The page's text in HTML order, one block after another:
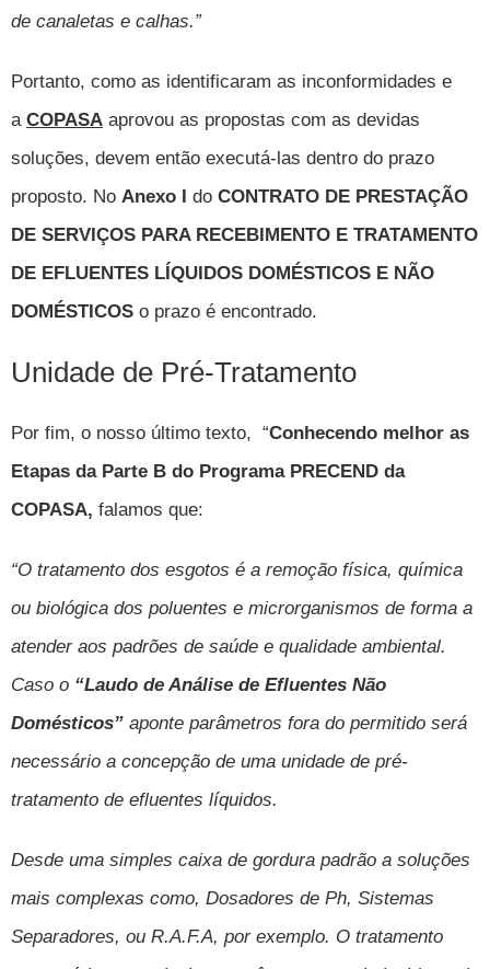
de canaletas e calhas.”
Portanto, como as identificaram as inconformidades e
a COPASA aprovou as propostas com as devidas
soluções, devem então executá-las dentro do prazo
proposto. No Anexo I do CONTRATO DE PRESTAÇÃO
DE SERVIÇOS PARA RECEBIMENTO E TRATAMENTO
DE EFLUENTES LÍQUIDOS DOMÉSTICOS E NÃO
DOMÉSTICOS o prazo é encontrado.
Unidade de Pré-Tratamento
Por fim, o nosso último texto, “Conhecendo melhor as
Etapas da Parte B do Programa PRECEND da
COPASA, falamos que:
“O tratamento dos esgotos é a remoção física, química
ou biológica dos poluentes e microrganismos de forma a
atender aos padrões de saúde e qualidade ambiental.
Caso o “Laudo de Análise de Efluentes Não
Domésticos” aponte parâmetros fora do permitido será
necessário a concepção de uma unidade de pré-
tratamento de efluentes líquidos.
Desde uma simples caixa de gordura padrão a soluções
mais complexas como, Dosadores de Ph, Sistemas
Separadores, ou R.A.F.A, por exemplo. O tratamento